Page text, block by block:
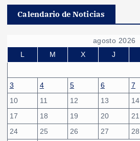
Calendario de Noticias
agosto 2026
L
M X J
3
4 5 6 7
10
11 12 13 14
17
18 19 20 21
24
25 26 27 28